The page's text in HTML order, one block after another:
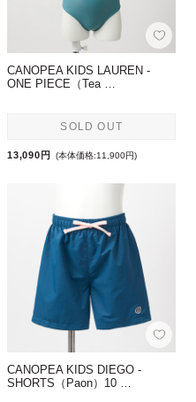
CANOPEA KIDS LAUREN -
ONE PIECE（Tea …
SOLD OUT
13,090円 (本体価格:11,900円)
CANOPEA KIDS DIEGO -
SHORTS（Paon）10 …